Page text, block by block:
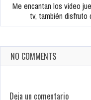
Me encantan los video
tv, también disfruto
NO COMMENTS
Deja un comentario